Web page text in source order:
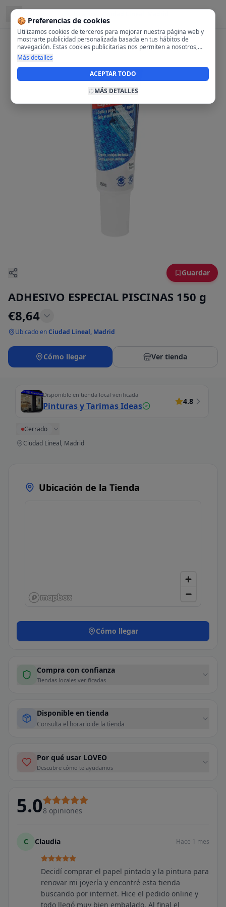
🍪 Preferencias de cookies
Utilizamos cookies de terceros para mejorar nuestra página web y
mostrarte publicidad personalizada basada en tus hábitos de
navegación. Estas cookies publicitarias nos permiten a nosotros,
analizar tu navegación en nuestra página y en internet para
mostrarte anuncios relevantes para ti. Al activarlas, aceptas el uso
de cookies para fines publicitarios y la recopilación y tratamiento de
tus datos de navegación, incluyendo la posible compartición de
Más detalles
ACEPTAR TODO
MÁS DETALLES
Guardar
ADHESIVO ESPECIAL PISCINAS 150 g
€8,64
Ubicado enCiudad Lineal, Madrid
Cómo llegar Ver tienda
Disponible en tienda local verificada
Pinturas y Tarimas Ideas 4.8
Cerrado
Ciudad Lineal, Madrid
Ubicación de la Tienda
Cómo llegar
Compra con confianza
Tiendas locales verificadas
Disponible en tienda
Consulta el horario de la tienda
Por qué usar LOVEO
Descubre cómo te ayudamos
5.08 opiniones
C Claudia Hace 1 mes
Decidí comprar el papel pintado y la pintura para
renovar mi joyería y encontré esta tienda
buscando por internet. Hice el pedido online y
todo llegó muy bien embalado. Al final el